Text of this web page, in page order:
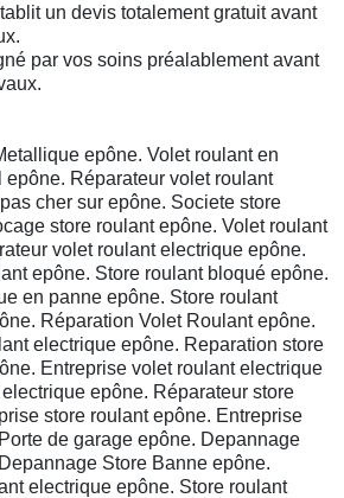
un devis totalement gratuit avant
par vos soins préalablement avant
epône. Volet roulant en
epône. Réparateur volet roulant
cher sur epône. Societe store
store roulant epône. Volet roulant
volet roulant electrique epône.
epône. Store roulant bloqué epône.
en panne epône. Store roulant
Réparation Volet Roulant epône.
electrique epône. Reparation store
Entreprise volet roulant electrique
epône. Réparateur store
store roulant epône. Entreprise
de garage epône. Depannage
Store Banne epône.
electrique epône. Store roulant